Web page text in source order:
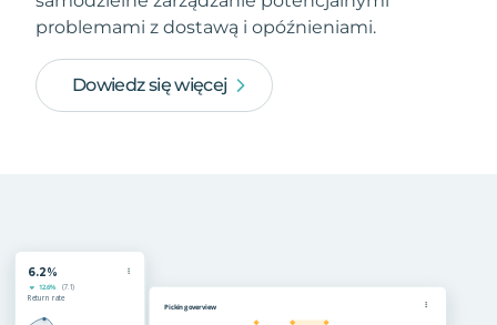
problemami z dostawą i opóźnieniami.
Dowiedz się więcej